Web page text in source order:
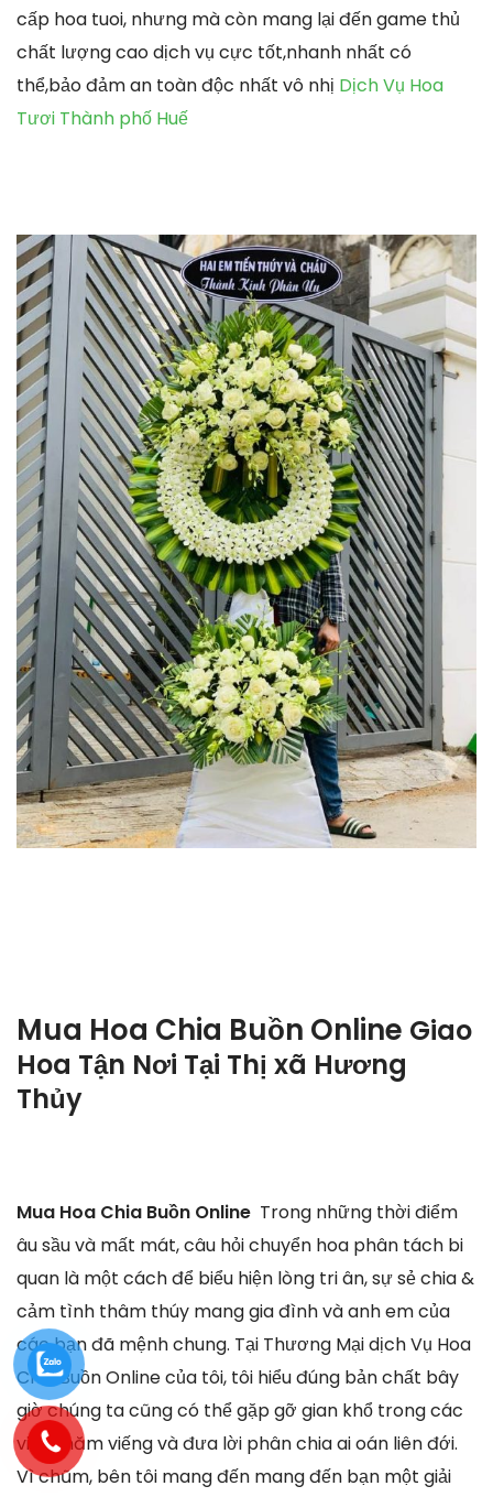
cấp hoa tuoi, nhưng mà còn mang lại đến game thủ
chất lượng cao dịch vụ cực tốt,nhanh nhất có
thể,bảo đảm an toàn độc nhất vô nhị Dịch Vụ Hoa
Tươi Thành phố Huế
Mua Hoa Chia Buồn Online Giao
Hoa Tận Nơi Tại Thị xã Hương
Thủy
Mua Hoa Chia Buồn Online Trong những thời điểm
âu sầu và mất mát, câu hỏi chuyển hoa phân tách bi
quan là một cách để biểu hiện lòng tri ân, sự sẻ chia &
cảm tình thâm thúy mang gia đình và anh em của
các bạn đã mệnh chung. Tại Thương Mại dịch Vụ Hoa
Chia Buồn Online của tôi, tôi hiểu đúng bản chất bây
giờ chúng ta cũng có thể gặp gỡ gian khổ trong các
việc thăm viếng và đưa lời phân chia ai oán liên đới.
Vì chũm, bên tôi mang đến mang đến bạn một giải